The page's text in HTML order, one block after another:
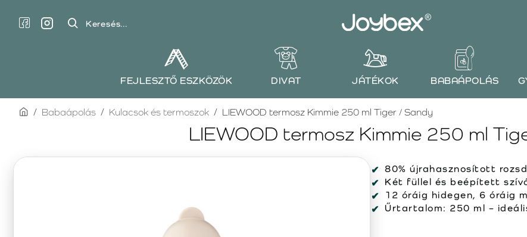
Keresés...
FEJLESZTŐ ESZKÖZÖK DIVAT JÁTÉKOK BABAÁPOLÁS
LIEWOOD termosz Kimmie 250 ml
homeBabaápolás Kulacsok és termoszok LIEWOOD termosz Kimmie 250 ml Tiger / Sandy
80% újrahasznosított
Két füllel és beépített
12 óráig hidegen, 6 óráig
Űrtartalom: 250 ml –